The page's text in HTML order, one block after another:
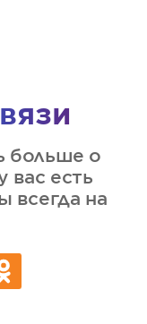
больше о
вас есть
всегда на